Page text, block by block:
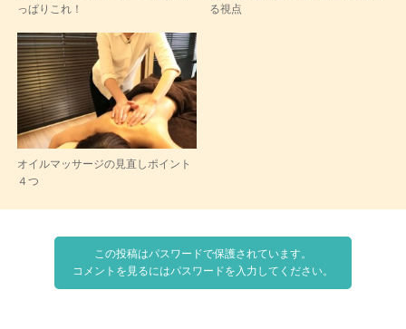
っぱりこれ！
る視点
オイルマッサージの見直しポイント
４つ
この投稿はパスワードで保護されています。
コメントを見るにはパスワードを入力してください。